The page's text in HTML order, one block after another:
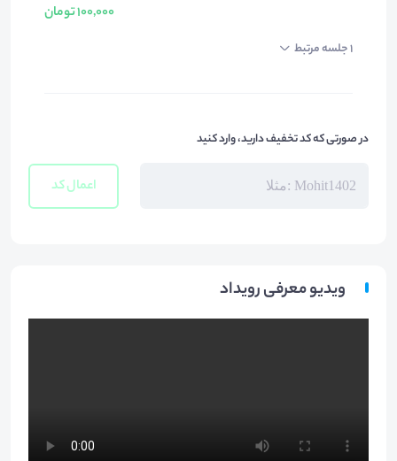
100,000 تومان
1 جلسه مرتبط
در صورتی که کد تخفیف دارید، وارد کنید
اعمال کد
ویدیو معرفی رویداد